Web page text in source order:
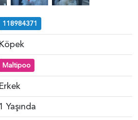
118984371
Köpek
Maltipoo
Erkek
1 Yaşında